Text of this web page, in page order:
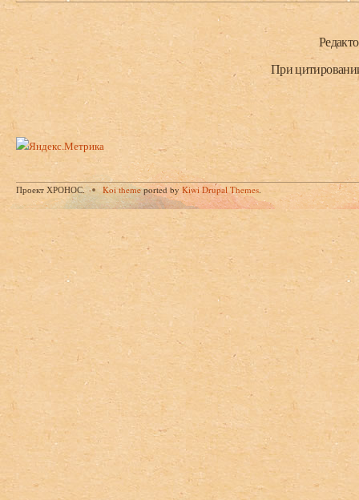
Нижний колонтитул
При
Проект ХРОНОС. Koi themeported byKiwi Drupal Themes.